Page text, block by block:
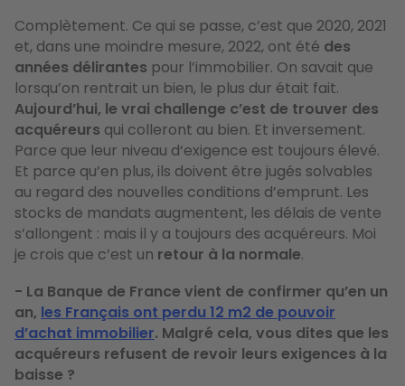
Complètement. Ce qui se passe, c’est que 2020, 2021
et, dans une moindre mesure, 2022, ont été des
années délirantes pour l’immobilier. On savait que
lorsqu’on rentrait un bien, le plus dur était fait.
Aujourd’hui, le vrai challenge c’est de trouver des
acquéreurs qui colleront au bien. Et inversement.
Parce que leur niveau d‘exigence est toujours élevé.
Et parce qu’en plus, ils doivent être jugés solvables
au regard des nouvelles conditions d’emprunt. Les
stocks de mandats augmentent, les délais de vente
s’allongent : mais il y a toujours des acquéreurs. Moi
je crois que c’est un retour à la normale.
- La Banque de France vient de confirmer qu’en un
an, les Français ont perdu 12 m2 de pouvoir
d’achat immobilier. Malgré cela, vous dites que les
acquéreurs refusent de revoir leurs exigences à la
baisse ?